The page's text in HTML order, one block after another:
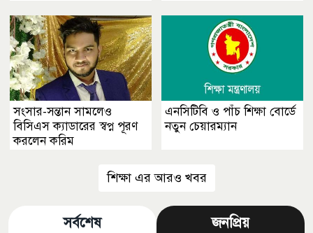
সংসার-সন্তান সামলেও
বিসিএস ক্যাডারের স্বপ্ন পূরণ
করলেন করিম
এনসিটিবি ও পাঁচ শিক্ষা বোর্ডে
নতুন চেয়ারম্যান
শিক্ষা এর আরও খবর
সর্বশেষ জনপ্রিয়